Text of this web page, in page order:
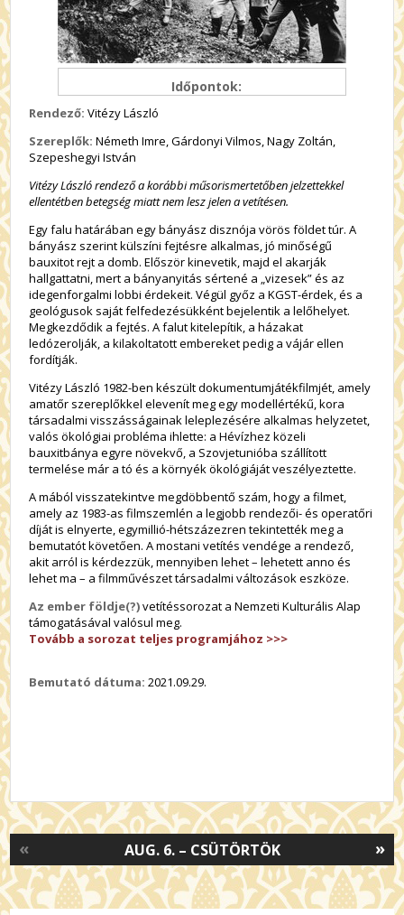
Időpontok:
Rendező: Vitézy László
Szereplők: Németh Imre, Gárdonyi Vilmos, Nagy Zoltán,
Szepeshegyi István
Vitézy László rendező a korábbi műsorismertetőben jelzettekkel
ellentétben betegség miatt nem lesz jelen a vetítésen.
Egy falu határában egy bányász disznója vörös földet túr. A
bányász szerint külszíni fejtésre alkalmas, jó minőségű
bauxitot rejt a domb. Először kinevetik, majd el akarják
hallgattatni, mert a bányanyitás sértené a „vizesek” és az
idegenforgalmi lobbi érdekeit. Végül győz a KGST-érdek, és a
geológusok saját felfedezésükként bejelentik a lelőhelyet.
Megkezdődik a fejtés. A falut kitelepítik, a házakat
ledózerolják, a kilakoltatott embereket pedig a vájár ellen
fordítják.
Vitézy László 1982-ben készült dokumentumjátékfilmjét, amely
amatőr szereplőkkel elevenít meg egy modellértékű, kora
társadalmi visszásságainak leleplezésére alkalmas helyzetet,
valós ökológiai probléma ihlette: a Hévízhez közeli
bauxitbánya egyre növekvő, a Szovjetunióba szállított
termelése már a tó és a környék ökológiáját veszélyeztette.
A mából visszatekintve megdöbbentő szám, hogy a filmet,
amely az 1983-as filmszemlén a legjobb rendezői- és operatőri
díját is elnyerte, egymillió-hétszázezren tekintették meg a
bemutatót követően.A mostani vetítés vendége a rendező,
akit arról is kérdezzük, mennyiben lehet – lehetett anno és
lehet ma – a filmművészet társadalmi változások eszköze.
Az ember földje(?)vetítéssorozat a Nemzeti Kulturális Alap
támogatásával valósul meg.
Tovább a sorozat teljes programjához >>>
Bemutató dátuma: 2021.09.29.
»
AUG. 6. – CSÜTÖRTÖK
«